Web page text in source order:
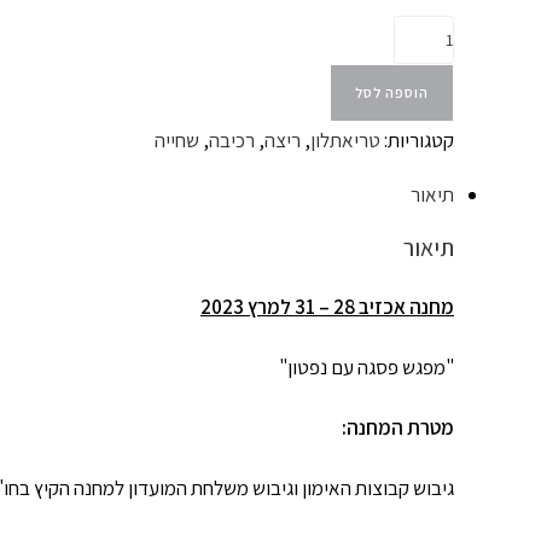
הוספה לסל
קטגוריות:טריאתלון, ריצה, רכיבה, שחייה
תיאור
תיאור
מחנה אכזיב 28 – 31 למרץ 2023
"מפגש פסגה עם נפטון"
מטרת המחנה:
גיבוש קבוצות האימון וגיבוש משלחת המועדון למחנה הקיץ